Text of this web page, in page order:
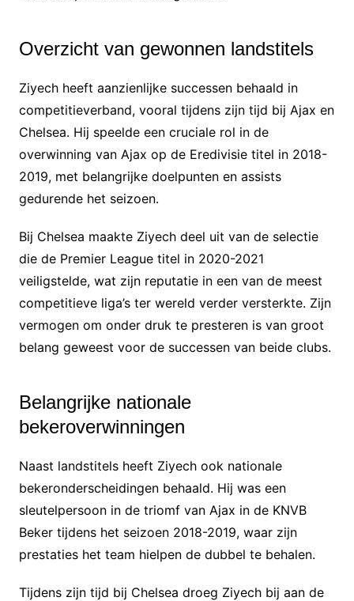
Overzicht van gewonnen landstitels
Ziyech heeft aanzienlijke successen behaald in
competitieverband, vooral tijdens zijn tijd bij Ajax en
Chelsea. Hij speelde een cruciale rol in de
overwinning van Ajax op de Eredivisie titel in 2018-
2019, met belangrijke doelpunten en assists
gedurende het seizoen.
Bij Chelsea maakte Ziyech deel uit van de selectie
die de Premier League titel in 2020-2021
veiligstelde, wat zijn reputatie in een van de meest
competitieve liga’s ter wereld verder versterkte. Zijn
vermogen om onder druk te presteren is van groot
belang geweest voor de successen van beide clubs.
Belangrijke nationale
bekeroverwinningen
Naast landstitels heeft Ziyech ook nationale
bekeronderscheidingen behaald. Hij was een
sleutelpersoon in de triomf van Ajax in de KNVB
Beker tijdens het seizoen 2018-2019, waar zijn
prestaties het team hielpen de dubbel te behalen.
Tijdens zijn tijd bij Chelsea droeg Ziyech bij aan de